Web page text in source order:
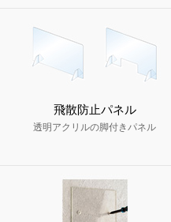
飛散防止パネル
透明アクリルの脚付きパネル